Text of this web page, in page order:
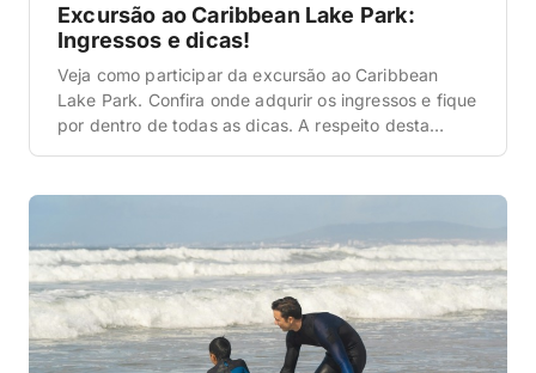
Excursão ao Caribbean Lake Park:
Ingressos e dicas!
Veja como participar da excursão ao Caribbean
Lake Park. Confira onde adqurir os ingressos e fique
por dentro de todas as dicas. A respeito desta
repleto de diversão, seja em família, com os amigos